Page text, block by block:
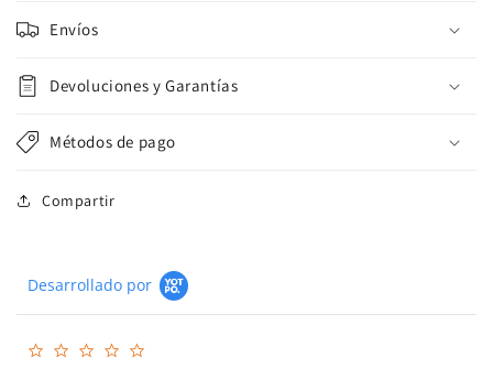
Envíos
Devoluciones y Garantías
Métodos de pago
Compartir
Desarrollado por